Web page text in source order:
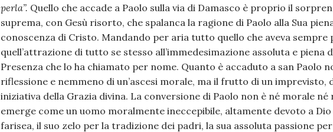
perla”. Quello che accade a Paolo sulla via di Damasco è proprio il
suprema, con Gesù risorto, che spalanca la ragione di Paolo alla Sua
conoscenza di Cristo. Mandando per aria tutto quello che aveva sempre
quell’attrazione di tutto se stesso all’immedesimazione assoluta e
Presenza che lo ha chiamato per nome. Quanto è accaduto a san Paolo
riflessione e nemmeno di un’ascesi morale, ma il frutto di un imprevisto,
iniziativa della Grazia divina. La conversione di Paolo non è né morale
emerge come un uomo moralmente ineccepibile, altamente devoto a
farisea, il suo zelo per la tradizione dei padri, la sua assoluta passione